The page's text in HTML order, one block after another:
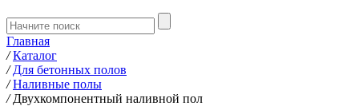
Главная
/ Каталог
/ Для бетонных полов
/ Наливные полы
/ Двухкомпонентный наливной пол